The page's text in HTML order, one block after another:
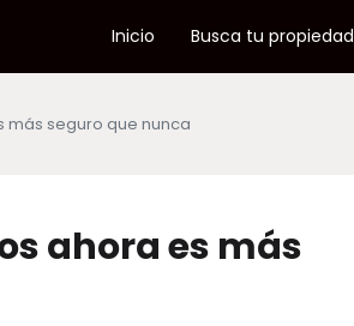
Inicio Busca tu propiedad
más seguro que nunca
ahora es más